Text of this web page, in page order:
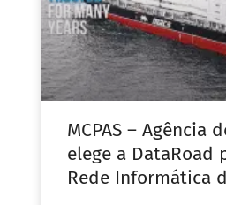
MCPAS – Agência
elege a DataRoad
Rede Informática